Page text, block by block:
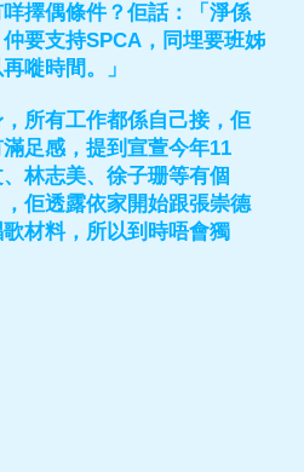
擇偶條件？佢話：「淨係
要支持SPCA，同埋要班姊
嘥時間。」
所有工作都係自己接，佢
足感，提到宣萱今年11
林志美、徐子珊等有個
，佢透露依家開始跟張崇德
材料，所以到時唔會獨